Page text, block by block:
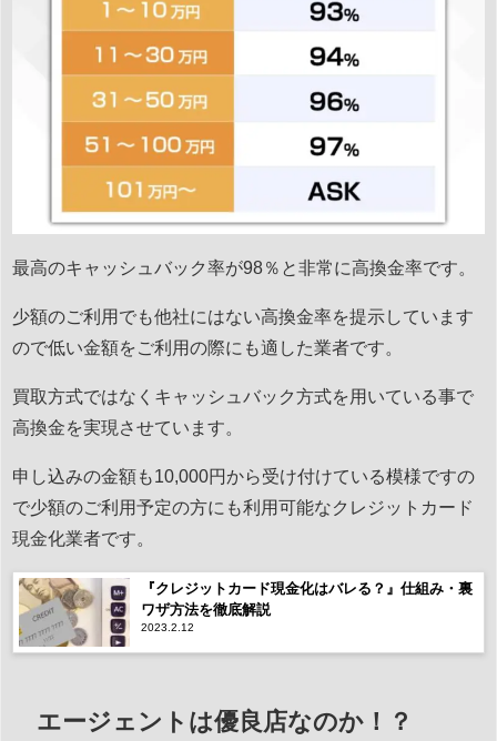
最高のキャッシュバック率が98％と非常に高換金率です。
少額のご利用でも他社にはない高換金率を提示しています
ので低い金額をご利用の際にも適した業者です。
買取方式ではなくキャッシュバック方式を用いている事で
高換金を実現させています。
申し込みの金額も10,000円から受け付けている模様ですの
で少額のご利用予定の方にも利用可能なクレジットカード
現金化業者です。
『クレジットカード現金化はバレる？』仕組み・裏
ワザ方法を徹底解説
2023.2.12
エージェントは優良店なのか！？